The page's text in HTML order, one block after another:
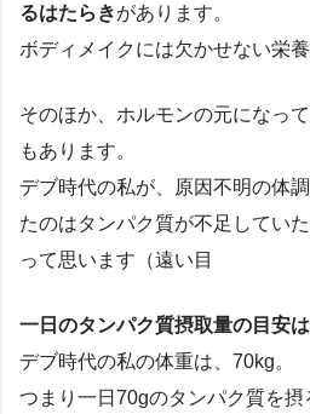
るはたらきがあります。
ボディメイクには欠かせない栄養
そのほか、ホルモンの元になって
もあります。
デブ時代の私が、原因不明の体
たのはタンパク質が不足してい
って思います（遠い目
一日のタンパク質摂取量の目安
デブ時代の私の体重は、70kg。
つまり一日70gのタンパク質を摂